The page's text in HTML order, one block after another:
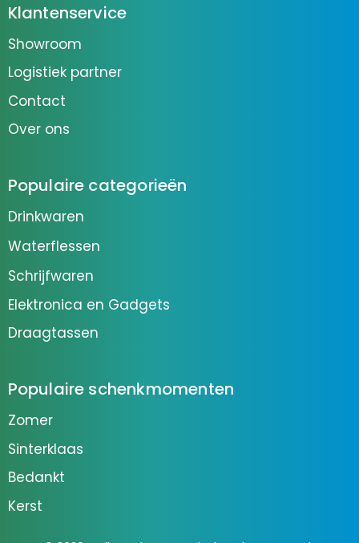
Klantenservice
Showroom
Logistiek partner
Contact
Over ons
Populaire categorieën
Drinkwaren
Waterflessen
Schrijfwaren
Elektronica en Gadgets
Draagtassen
Populaire schenkmomenten
Zomer
Sinterklaas
Bedankt
Kerst